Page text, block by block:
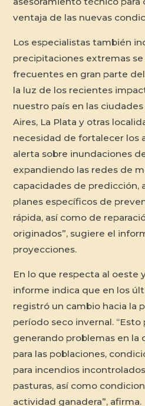
ventaja de las nuevas
Los especialistas también
precipitaciones extremas
frecuentes en gran parte
la luz de los recientes
nuestro país en las
Aires, La Plata y otras
necesidad de fortalecer los
alerta sobre inundaciones
expandiendo las redes de
capacidades de predicción,
planes específicos de
rápida, así como de
originados”, sugiere el
proyecciones.
En lo que respecta al oeste
informe indica que en los
registró un cambio hacia la
período seco invernal.
generando problemas en la
para las poblaciones,
para incendios
pasturas, así como
actividad ganadera”, afirma.